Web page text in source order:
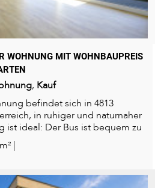
WOHNUNG MIT WOHNBAUPREIS
, Kauf
befindet sich in 4813
in ruhiger und naturnaher
ist ideal: Der Bus ist bequem zu
|